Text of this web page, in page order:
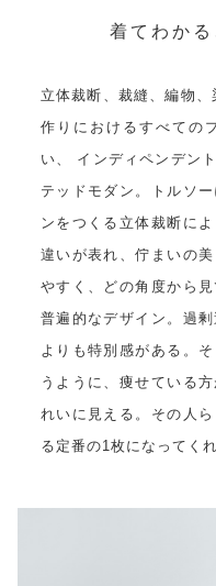
着てわか
立体裁断、裁縫、編物
作りにおけるすべての
い、 インディペンデン
テッドモダン。トルソ
ンをつくる立体裁断に
違いが表れ、佇まいの
やすく、どの角度から
普遍的なデザイン。過
よりも特別感がある。
うように、痩せている
れいに見える。その人
る定番の1枚になってくれ